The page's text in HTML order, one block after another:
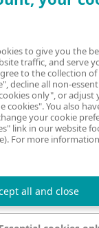
to give you the
traffic, and serve
to the collection
decline all non-
only", or adjust
cookies". You also
your cookie
link in our website
For more
all and close